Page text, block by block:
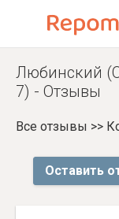
Любинский
7) - Отзывы
Все отзывы >>
Оставить